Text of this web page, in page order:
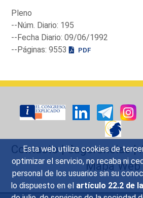
Esta web utiliza cookies de
optimizar el servicio, no recaba ni
personal de los usuarios sin su
lo dispuesto en el artículo 22.2 de
Pleno
--Núm. Diario: 195
--Fecha Diario: 09/06/1992
--Páginas: 9553
PDF
Contacto|Sugerencias|
Mapa Web